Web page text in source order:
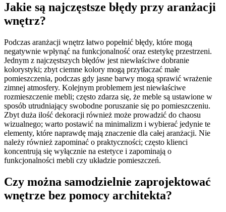
Jakie są najczęstsze błędy przy aranżacji
wnętrz?
Podczas aranżacji wnętrz łatwo popełnić błędy, które mogą
negatywnie wpłynąć na funkcjonalność oraz estetykę przestrzeni.
Jednym z najczęstszych błędów jest niewłaściwe dobranie
kolorystyki; zbyt ciemne kolory mogą przytłaczać małe
pomieszczenia, podczas gdy jasne barwy mogą sprawić wrażenie
zimnej atmosfery. Kolejnym problemem jest niewłaściwe
rozmieszczenie mebli; często zdarza się, że meble są ustawione w
sposób utrudniający swobodne poruszanie się po pomieszczeniu.
Zbyt duża ilość dekoracji również może prowadzić do chaosu
wizualnego; warto postawić na minimalizm i wybierać jedynie te
elementy, które naprawdę mają znaczenie dla całej aranżacji. Nie
należy również zapominać o praktyczności; często klienci
koncentrują się wyłącznie na estetyce i zapominają o
funkcjonalności mebli czy układzie pomieszczeń.
Czy można samodzielnie zaprojektować
wnętrze bez pomocy architekta?